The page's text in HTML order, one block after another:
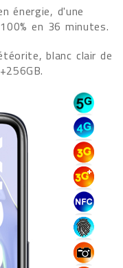
énergie, d'une
en 36 minutes.
blanc clair de